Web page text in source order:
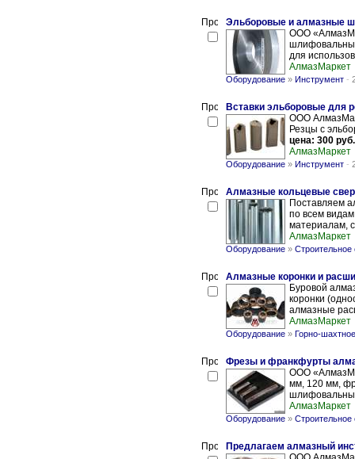
Эльборовые и алмазные
ООО
для
АлмазМаркет
Оборудование » Инструмент -
Вставки эльборовые для
ООО
Резцы с
цена: 300 руб.
АлмазМаркет
Оборудование » Инструмент -
Алмазные кольцевые
Поставляем
по всем
материалам,
АлмазМаркет
Оборудование » Строительное
Алмазные коронки и
Буровой
коронки
алмазные
АлмазМаркет
Оборудование » Горно-
Фрезы и франкфурты
ООО
мм, 120 мм,
АлмазМаркет
Оборудование » Строительное
Предлагаем алмазный